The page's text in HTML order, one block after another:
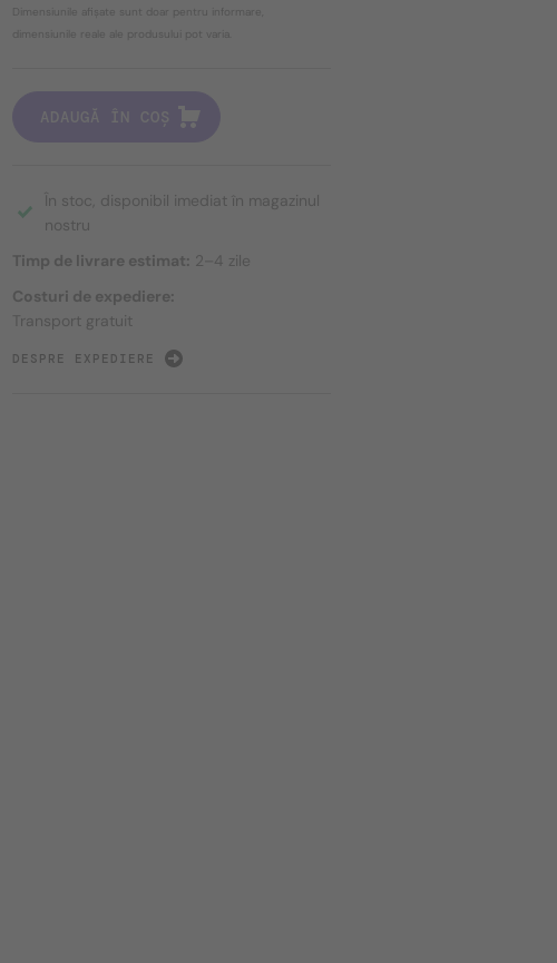
Dimensiunile afișate sunt doar pentru informare,
dimensiunile reale ale produsului pot varia.
ADAUGĂ ÎN COȘ
În stoc, disponibil imediat în magazinul
nostru
Timp de livrare estimat: 2–4 zile
Costuri de expediere:
Transport gratuit
DESPRE EXPEDIERE